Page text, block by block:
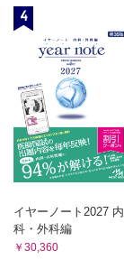
4
イヤーノート2027 内
科・外科編
￥30,360